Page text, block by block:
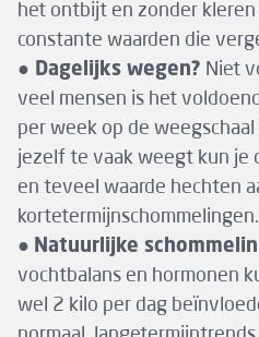
het ontbijt en zonder
constante waarden die
● Dagelijks wegen? Niet
veel mensen is het
per week op de weegschaal
jezelf te vaak weegt kun je
en teveel waarde hechten
kortetermijnschommelingen.
● Natuurlijke
vochtbalans en hormonen
wel 2 kilo per dag